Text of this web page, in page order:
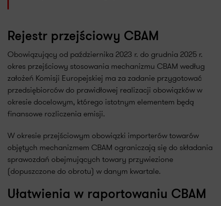
Rejestr przejściowy CBAM
Obowiązujący od października 2023 r. do grudnia 2025 r.
okres przejściowy stosowania mechanizmu CBAM według
założeń Komisji Europejskiej ma za zadanie przygotować
przedsiębiorców do prawidłowej realizacji obowiązków w
okresie docelowym, którego istotnym elementem będą
finansowe rozliczenia emisji.
W okresie przejściowym obowiązki importerów towarów
objętych mechanizmem CBAM ograniczają się do składania
sprawozdań obejmujących towary przywiezione
(dopuszczone do obrotu) w danym kwartale.
Ułatwienia w raportowaniu CBAM